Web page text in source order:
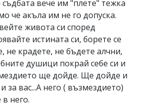
вече им "плете" тежка
че акъла им не го допуска.
живота си според
истината си, борете се
не крадете, не бъдете алчни,
душици покрай себе си и
ще дойде. Ще дойде и
за вас...А него ( възмездието)
него.